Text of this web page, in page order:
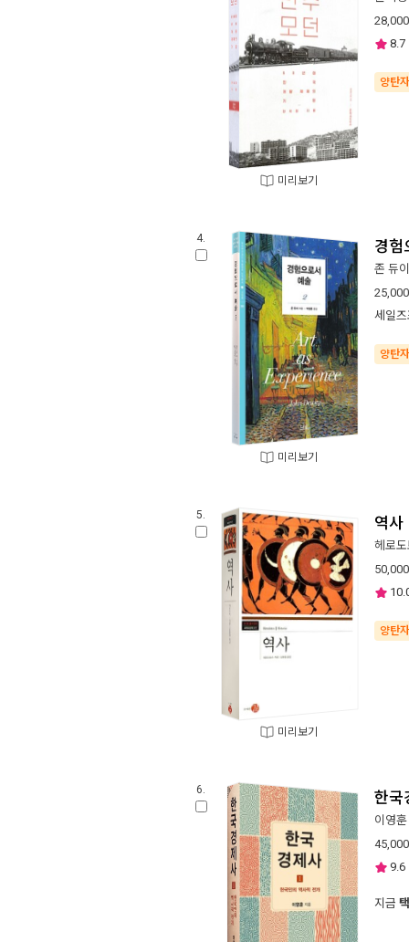
미리보기
28,000
8.7
양탄
4.
미리보기
경험
존 듀이
25,000
세일
양탄
5.
미리보기
역사
헤로
50,000
양탄
6. 한국
이영훈
45,000
9.6
지금